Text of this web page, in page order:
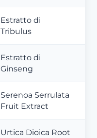
Estratto di
Tribulus
Estratto di
Ginseng
Serenoa Serrulata
Fruit Extract
Urtica Dioica Root